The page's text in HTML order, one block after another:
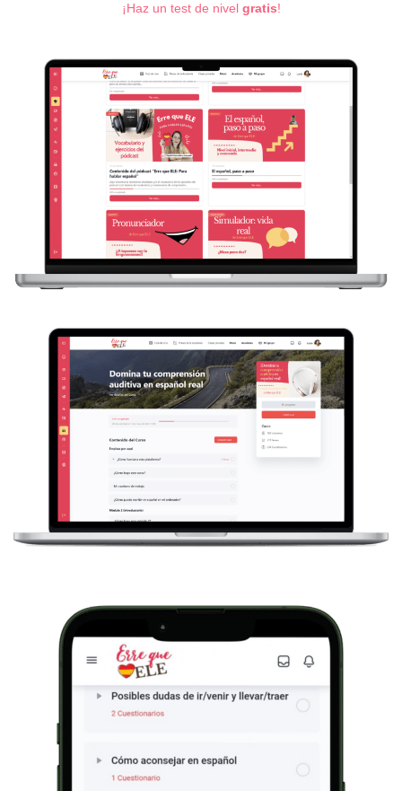
¡Haz un test de nivel gratis!